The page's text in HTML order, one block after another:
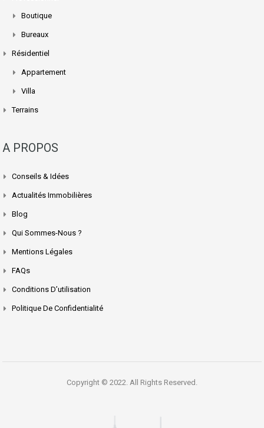
Boutique
Bureaux
Résidentiel
Appartement
Villa
Terrains
A PROPOS
Conseils & Idées
Actualités Immobilières
Blog
Qui Sommes-Nous ?
Mentions Légales
FAQs
Conditions D’utilisation
Politique De Confidentialité
Copyright © 2022. All Rights Reserved.